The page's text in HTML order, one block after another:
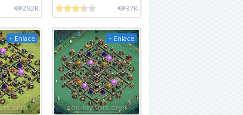
292K 37K
+ Enlace + Enlace